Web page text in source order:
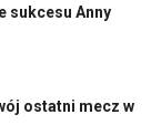
sukcesu Anny
ostatni mecz w